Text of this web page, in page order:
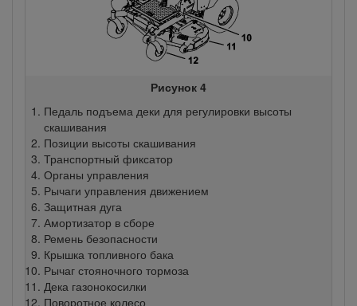
Рисунок 4
Педаль подъема деки для регулировки высоты
скашивания
Позиции высоты скашивания
Транспортный фиксатор
Органы управления
Рычаги управления движением
Защитная дуга
Амортизатор в сборе
Ремень безопасности
Крышка топливного бака
Рычаг стояночного тормоза
Дека газонокосилки
Поворотное колесо